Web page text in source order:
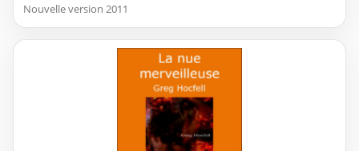
Nouvelle version 2011